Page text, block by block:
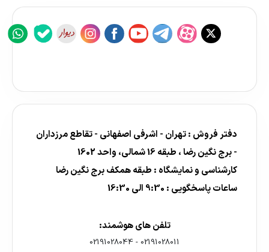
دفتر فروش : تهران - اشرفی اصفهانی - تقاطع مرزداران
- برج نگین رضا ، طبقه 16 شمالی، واحد 1602
کارشناسی و نمایشگاه : طبقه همکف برج نگین رضا
ساعات پاسخگویی : 9:30 الی 16:30
تلفن های هوشمند:
02191028011
-
02191028044